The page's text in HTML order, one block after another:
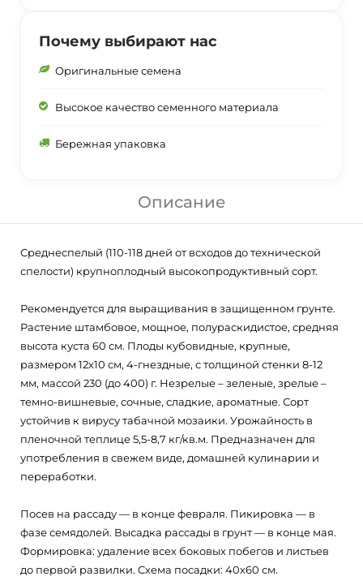
Почему выбирают нас
Оригинальные семена
Высокое качество семенного материала
Бережная упаковка
Описание
Среднеспелый (110-118 дней от всходов до технической
спелости) крупноплодный высокопродуктивный сорт.
Рекомендуется для выращивания в защищенном грунте.
Растение штамбовое, мощное, полураскидистое, средняя
высота куста 60 см. Плоды кубовидные, крупные,
размером 12х10 см, 4-гнездные, с толщиной стенки 8-12
мм, массой 230 (до 400) г. Незрелые – зеленые, зрелые –
темно-вишневые, сочные, сладкие, ароматные. Сорт
устойчив к вирусу табачной мозаики. Урожайность в
пленочной теплице 5,5-8,7 кг/кв.м. Предназначен для
употребления в свежем виде, домашней кулинарии и
переработки.
Посев на рассаду — в конце февраля. Пикировка — в
фазе семядолей. Высадка рассады в грунт — в конце мая.
Формировка: удаление всех боковых побегов и листьев
до первой развилки. Схема посадки: 40x60 см.